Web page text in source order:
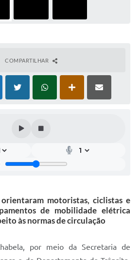
COMPARTILHAR
motoristas, ciclistas e
de mobilidade elétrica
às normas de circulação
por meio da Secretaria de